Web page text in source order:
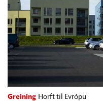
Greining Horft til Evrópu